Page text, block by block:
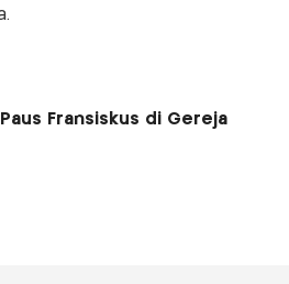
Fransiskus di Gereja